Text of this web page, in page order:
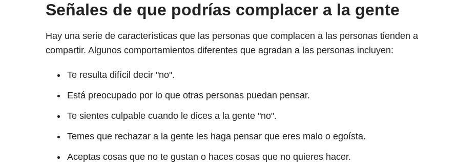
Señales de que podrías complacer a la gente
Hay una serie de características que las personas que complacen a las personas tienden a
compartir. Algunos comportamientos diferentes que agradan a las personas incluyen:
Te resulta difícil decir "no".
Está preocupado por lo que otras personas puedan pensar.
Te sientes culpable cuando le dices a la gente "no".
Temes que rechazar a la gente les haga pensar que eres malo o egoísta.
Aceptas cosas que no te gustan o haces cosas que no quieres hacer.